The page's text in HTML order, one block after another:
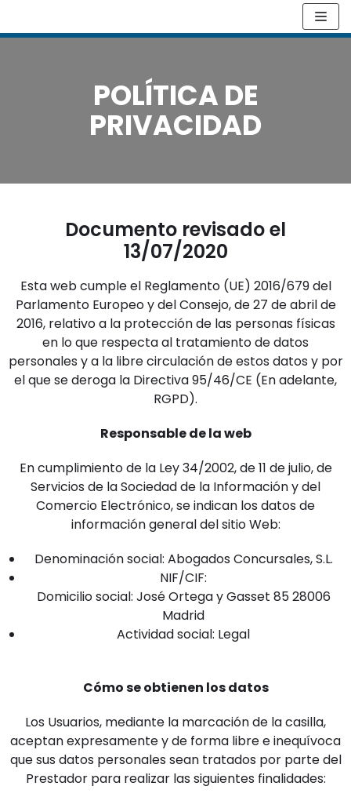
Saltar
POLÍTICA DE
PRIVACIDAD
Documento revisado el
13/07/2020
Esta web cumple el Reglamento (UE) 2016/679 del
Parlamento Europeo y del Consejo, de 27 de abril de
2016, relativo a la protección de las personas físicas
en lo que respecta al tratamiento de datos
personales y a la libre circulación de estos datos y por
el que se deroga la Directiva 95/46/CE (En adelante,
RGPD).
Responsable de la web
En cumplimiento de la Ley 34/2002, de 11 de julio, de
Servicios de la Sociedad de la Información y del
Comercio Electrónico, se indican los datos de
información general del sitio Web:
Denominación social: Abogados Concursales, S.L.
NIF/CIF:
Domicilio social: José Ortega y Gasset 85 28006
Madrid
Actividad social: Legal
Cómo se obtienen los datos
Los Usuarios, mediante la marcación de la casilla,
aceptan expresamente y de forma libre e inequívoca
que sus datos personales sean tratados por parte del
Prestador para realizar las siguientes finalidades: